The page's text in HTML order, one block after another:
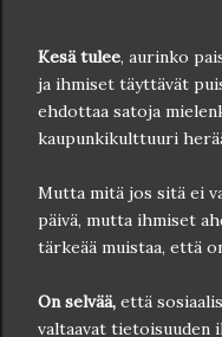
Kesä tulee, aurinko
ja ihmiset täyttävät
ehdottaa satoja
kaupunkikulttuuri
Mutta mitä jos sitä ei
päivä, mutta ihmiset
tärkeää muistaa, että
On selvää, että
valtaavat tietoisuuden